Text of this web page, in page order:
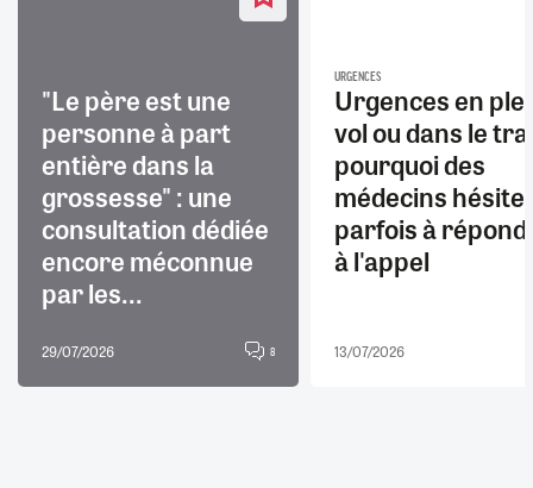
"Le père est une
personne à part
entière dans la
grossesse" : une
consultation dédiée
encore méconnue
par les...
29/07/2026 8
URGENCES
Urgences en
vol ou dans le
pourquoi des
médecins
parfois à
à l'appel
13/07/2026